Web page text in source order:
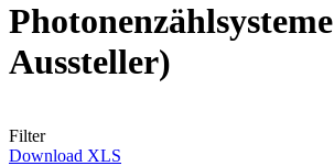
Photonenzählsysteme
Aussteller)
Filter
Download XLS